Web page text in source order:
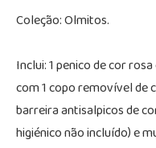
Coleção: Olmitos.
Inclui: 1 penico de cor
com 1 copo removível de
barreira antisalpicos de
higiénico não incluído) e